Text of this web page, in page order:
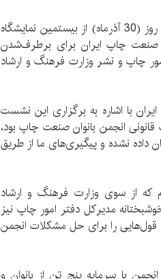
به گزارش خبرگزاری کتاب ایران (ایبنا)،‌ در سومین روز (30 آذرماه) از بیستمین نمایشگاه
صنعت چاپ ایران برای برطرف‌شدن
چاپ و نشر وزارت فرهنگ و ارشاد
با اشاره به برگزاری این نشست
انجمن بانوان صنعت چاپ بود،
داده نشده و پیگیری‌های ما از طریق
که از سوی وزارت فرهنگ و ارشاد
مدیرکل دفتر امور چاپ نیز
قول‌هایی را برای حل مشکلات انجمن
با سرمایه پنج تن از بانوان و